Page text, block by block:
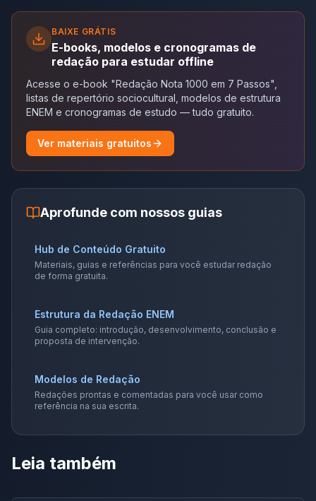
BAIXE GRÁTIS
E-books, modelos e cronogramas de
redação para estudar offline
Acesse o e-book "Redação Nota 1000 em 7 Passos",
listas de repertório sociocultural, modelos de estrutura
ENEM e cronogramas de estudo — tudo gratuito.
Ver materiais gratuitos
Aprofunde com nossos guias
Hub de Conteúdo Gratuito
Materiais, guias e referências para você estudar redação
de forma gratuita.
Estrutura da Redação ENEM
Guia completo: introdução, desenvolvimento, conclusão e
proposta de intervenção.
Modelos de Redação
Redações prontas e comentadas para você usar como
referência na sua escrita.
Leia também